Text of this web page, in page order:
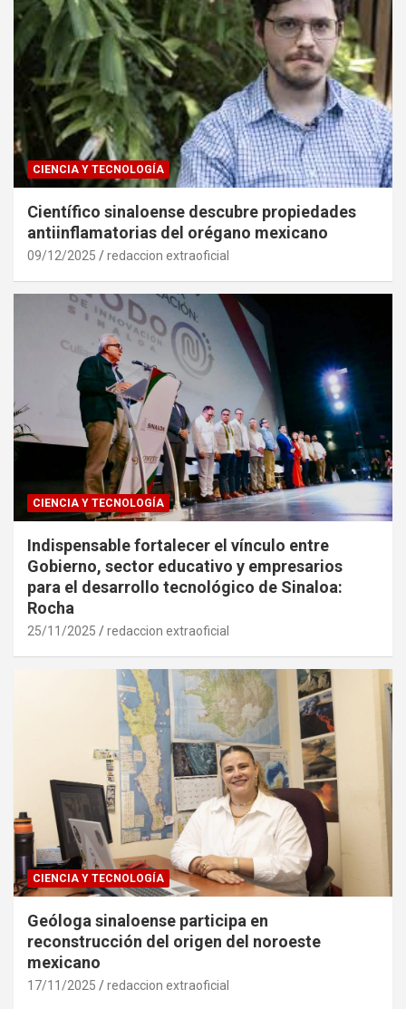
CIENCIA Y TECNOLOGÍA
Científico sinaloense descubre propiedades
antiinflamatorias del orégano mexicano
09/12/2025 redaccion extraoficial
CIENCIA Y TECNOLOGÍA
Indispensable fortalecer el vínculo entre
Gobierno, sector educativo y empresarios
para el desarrollo tecnológico de Sinaloa:
Rocha
25/11/2025 redaccion extraoficial
CIENCIA Y TECNOLOGÍA
Geóloga sinaloense participa en
reconstrucción del origen del noroeste
mexicano
17/11/2025 redaccion extraoficial